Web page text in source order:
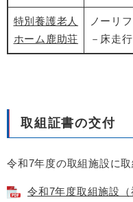
特別養護老人
ホーム鹿助荘
ノーリ
－床走
取組証書の交付
令和7年度の取組施設に
令和7年度取組施設